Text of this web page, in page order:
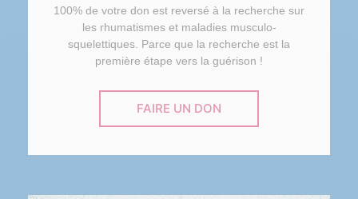
100% de votre don est reversé à la recherche sur
les rhumatismes et maladies musculo-
squelettiques. Parce que la recherche est la
première étape vers la guérison !
FAIRE UN DON